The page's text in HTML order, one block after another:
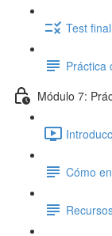
Test final
Práctica
Módulo 7:
Cómo